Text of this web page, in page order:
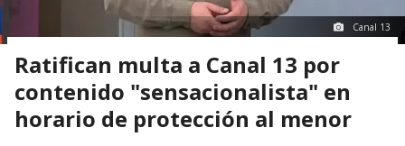
Canal 13
Ratifican multa a Canal 13 por
contenido "sensacionalista" en
horario de protección al menor